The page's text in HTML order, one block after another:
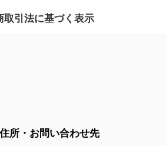
取引法に基づく表示
所・お問い合わせ先